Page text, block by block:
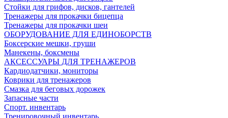
Стойки для грифов, дисков, гантелей
Тренажеры для прокачки бицепца
Тренажеры для прокачки шеи
ОБОРУДОВАНИЕ ДЛЯ ЕДИНОБОРСТВ
Боксерские мешки, груши
Манекены, боксмены
АКСЕССУАРЫ ДЛЯ ТРЕНАЖЕРОВ
Кардиодатчики, мониторы
Коврики для тренажеров
Смазка для беговых дорожек
Запасные части
Спорт. инвентарь
Тренировочный инвентарь